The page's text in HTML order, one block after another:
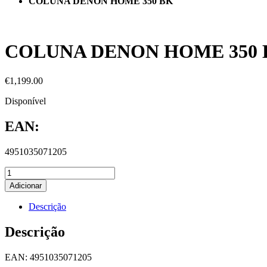
COLUNA DENON HOME 350
€1,199.00
Disponível
EAN:
4951035071205
Adicionar
Descrição
Descrição
EAN: 4951035071205